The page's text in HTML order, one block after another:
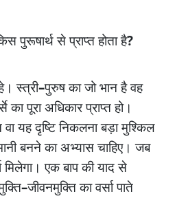
पुरूषार्थ से प्राप्त होता है?
स्त्री–पुरुष का जो भान है वह
का पूरा अधिकार प्राप्त हो।
वा यह दृष्टि निकलना बड़ा मुश्किल
बनने का अभ्यास चाहिए। जब
मिलेगा। एक बाप की याद से
–जीवनमुक्ति का वर्सा पाते